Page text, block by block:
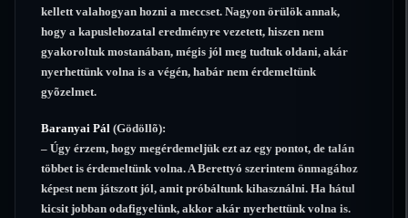
kellett valahogyan hozni a meccset. Nagyon örülök annak,
hogy a kapuslehozatal eredményre vezetett, hiszen nem
gyakoroltuk mostanában, mégis jól meg tudtuk oldani, akár
nyerhettünk volna is a végén, habár nem érdemeltünk
gyõzelmet.
Baranyai Pál (Gödöllõ):
– Úgy érzem, hogy megérdemeljük ezt az egy pontot, de talán
többet is érdemeltünk volna. A Berettyó szerintem önmagához
képest nem játszott jól, amit próbáltunk kihasználni. Ha hátul
kicsit jobban odafigyelünk, akkor akár nyerhettünk volna is.